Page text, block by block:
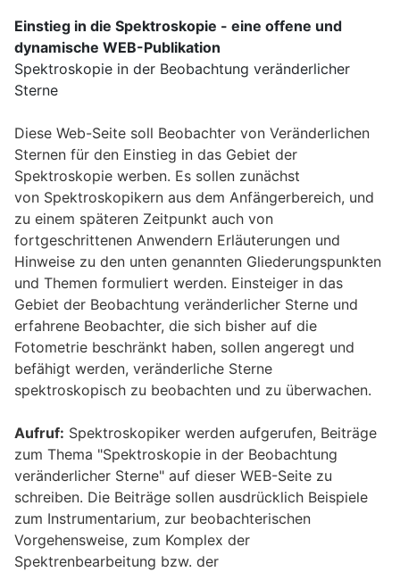
Einstieg in die Spektroskopie - eine offene und
dynamische WEB-Publikation
Spektroskopie in der Beobachtung veränderlicher
Sterne
Diese Web-Seite soll Beobachter von Veränderlichen
Sternen für den Einstieg in das Gebiet der
Spektroskopie werben. Es sollen zunächst
von Spektroskopikern aus dem Anfängerbereich, und
zu einem späteren Zeitpunkt auch von
fortgeschrittenen Anwendern Erläuterungen und
Hinweise zu den unten genannten Gliederungspunkten
und Themen formuliert werden. Einsteiger in das
Gebiet der Beobachtung veränderlicher Sterne und
erfahrene Beobachter, die sich bisher auf die
Fotometrie beschränkt haben, sollen angeregt und
befähigt werden, veränderliche Sterne
spektroskopisch zu beobachten und zu überwachen.
Aufruf: Spektroskopiker werden aufgerufen, Beiträge
zum Thema "Spektroskopie in der Beobachtung
veränderlicher Sterne" auf dieser WEB-Seite zu
schreiben. Die Beiträge sollen ausdrücklich Beispiele
zum Instrumentarium, zur beobachterischen
Vorgehensweise, zum Komplex der
Spektrenbearbeitung bzw. der